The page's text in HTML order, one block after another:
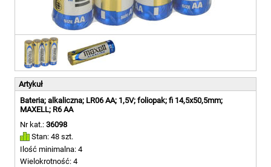
Artykuł
Bateria; alkaliczna; LR06 AA; 1,5V; foliopak; fi 14,5x50,5mm;
MAXELL; R6 AA
Nr kat.: 36098
Stan: 48 szt.
Ilość minimalna: 4
Wielokrotność: 4